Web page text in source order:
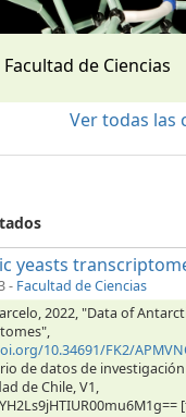
Facultad de Ciencias
Ver todas las
yeasts
- Facultad de Ciencias
2022, "Data of
10.34691/FK2/
de datos de investigación
de Chile, V1,